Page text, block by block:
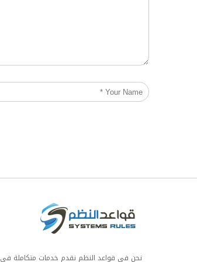
نحن في قواعد النظم نقدم خدمات متكاملة في